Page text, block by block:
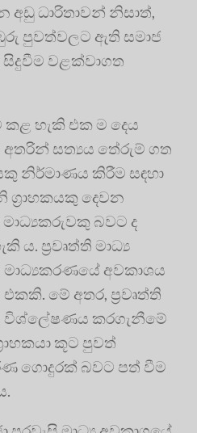
ධාරිතාවන් නිසාත්,
පුවත්වලට ඇති සමාජ
සිදුවීම වළක්වාගත
හැකි එක ම දෙය
සත්‍යය තේරුම් ගත
නිර්මාණය කිරීම සඳහා
ග්‍රාහකයකු දෙවන
මාධ්‍යකරුවකු බවට ද
ය. ප්‍රවෘත්ති මාධ්‍ය
මාධ්‍යකරණයේ අවකාශය
මේ අතර, ප්‍රවෘත්ති
විශ්ලේෂණය කරගැනීමේ
කූට පුවත්
ගොදුරක් බවට පත් වීම